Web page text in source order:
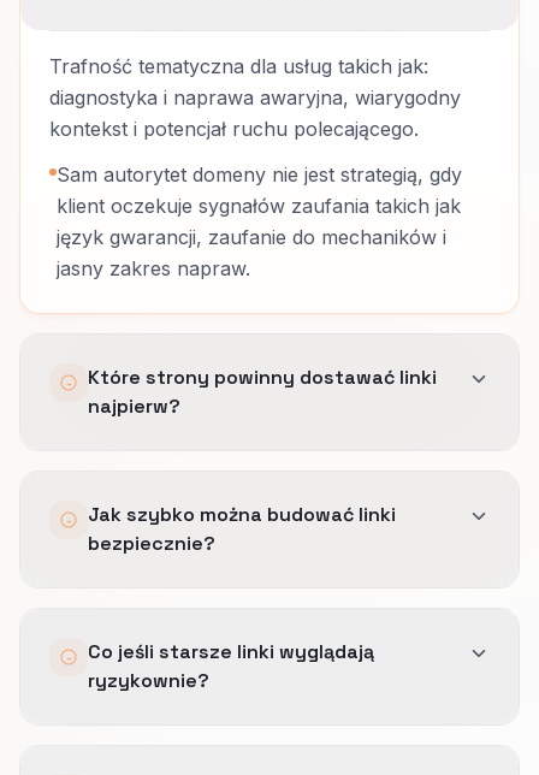
Trafność tematyczna dla usług takich jak:
diagnostyka i naprawa awaryjna, wiarygodny
kontekst i potencjał ruchu polecającego.
Sam autorytet domeny nie jest strategią, gdy
klient oczekuje sygnałów zaufania takich jak
język gwarancji, zaufanie do mechaników i
jasny zakres napraw.
Które strony powinny dostawać linki
najpierw?
diagnostyka i naprawa awaryjna, z odpowiednią
głębią.
Jak szybko można budować linki
bezpiecznie?
dla warsztatów samochodowych, zwłaszcza w
wrażliwych kategoriach, i dokumentujemy
Co jeśli starsze linki wyglądają
ryzykownie?